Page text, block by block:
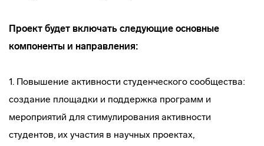
Проект будет включать следующие основные
компоненты и направления:
1. Повышение активности студенческого сообщества:
создание площадки и поддержка программ и
мероприятий для стимулирования активности
студентов, их участия в научных проектах,